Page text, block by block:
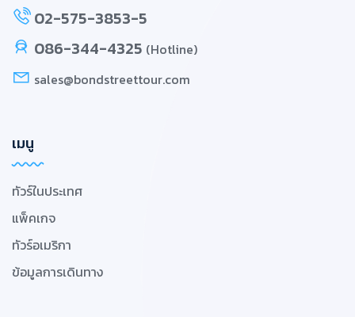
02-575-3853-5
086-344-4325 (Hotline)
sales@bondstreettour.com
เมนู
ทัวร์ในประเทศ
แพ็คเกจ
ทัวร์อเมริกา
ข้อมูลการเดินทาง